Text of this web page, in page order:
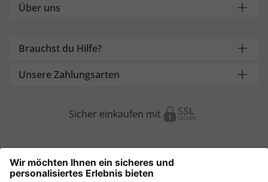
Über uns
Brauchst du Hilfe?
Unsere Zahlungsarten
Sicher einkaufen mit
Weitere Onlineshops